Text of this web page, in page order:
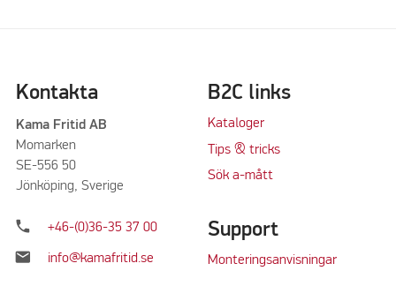
Kontakta
Kama Fritid AB
Momarken
SE-556 50
Jönköping, Sverige
phone +46-(0)36-35 37 00
mail info@kamafritid.se
B2C links
Kataloger
Tips & tricks
Sök a-mått
Support
Monteringsanvisningar